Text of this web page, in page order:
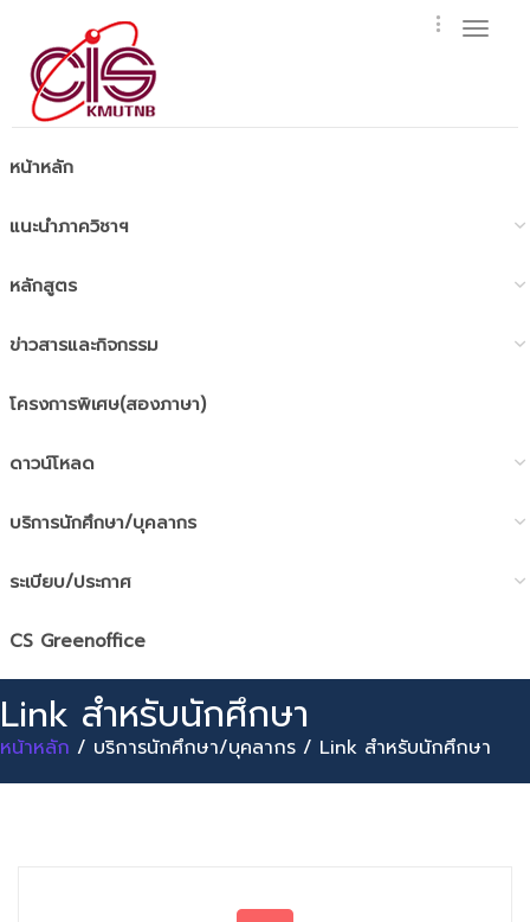
หน้าหลัก
แนะนำภาควิชาฯ
หลักสูตร
ข่าวสารและกิจกรรม
โครงการพิเศษ(สองภาษา)
ดาวน์โหลด
บริการนักศึกษา/บุคลากร
ระเบียบ/ประกาศ
CS Greenoffice
Link สำหรับนักศึกษา
หน้าหลัก / บริการนักศึกษา/บุคลากร / Link สำหรับนักศึกษา